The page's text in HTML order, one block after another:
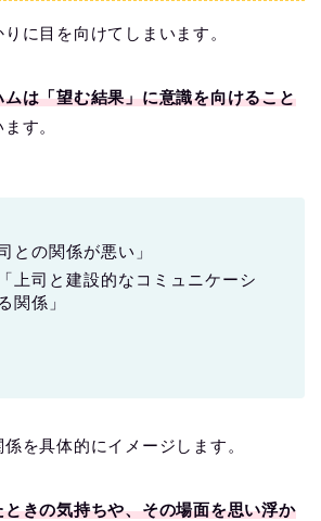
に目を向けてしまいます。
ムは「望む結果」に意識を向けること
す。
との関係が悪い」
上司と建設的なコミュニケーシ
関係」
を具体的にイメージします。
きの気持ちや、その場面を思い浮か